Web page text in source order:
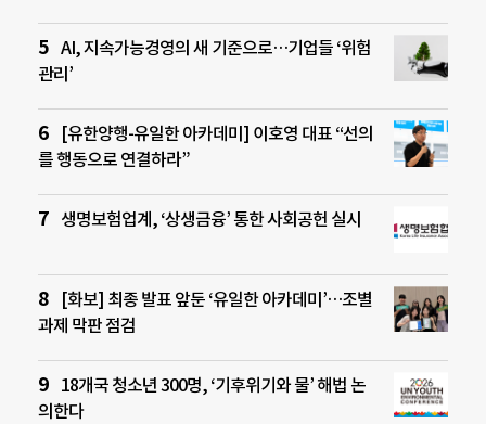
AI, 지속가능경영의 새 기준으로…기업들 ‘위험
관리’
[유한양행-유일한 아카데미] 이호영 대표 “선의
를 행동으로 연결하라”
생명보험업계, ‘상생금융’ 통한 사회공헌 실시
[화보] 최종 발표 앞둔 ‘유일한 아카데미’…조별
과제 막판 점검
18개국 청소년 300명, ‘기후위기와 물’ 해법 논
의한다